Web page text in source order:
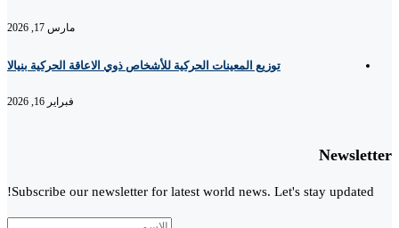
مارس 17, 2026
توزيع المعينات الحركية للأشخاص ذوي الاعاقة الحركية بنيالا
فبراير 16, 2026
Newsletter
Subscribe our newsletter for latest world news. Let's stay updated!